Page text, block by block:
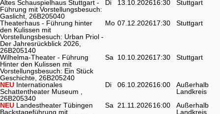
Altes Schauspielhaus Stuttgart -
Führung mit Vorstellungsbesuch:
Gaslicht, 26B205040
Di 13.10.202616:30 Stuttgart
Theaterhaus - Führung hinter
den Kulissen mit
Vorstellungsbesuch: Urban Priol -
Der Jahresrückblick 2026,
26B205140
Mo 07.12.202617:30 Stuttgart
Wilhelma-Theater - Führung
Hinter den Kulissen mit
Vorstellungsbesuch: Ein Stück
Geschichte, 26B205240
Sa 10.10.202617:30 Stuttgart
NEU Internationales
Schattentheater Museum ,
26B205340
Di 06.10.202616:00
Außerhalb
Landkreis
NEU Landestheater Tübingen
Backstageführung mit
Sa 21.11.202616:00
Außerhalb
Landkreis